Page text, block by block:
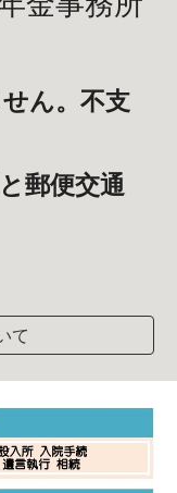
ん。不支
郵便交通
て